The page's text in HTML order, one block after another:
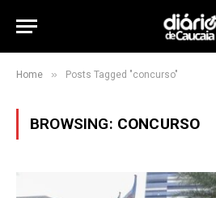
Home » Posts Tagged "concurso"
BROWSING: CONCURSO